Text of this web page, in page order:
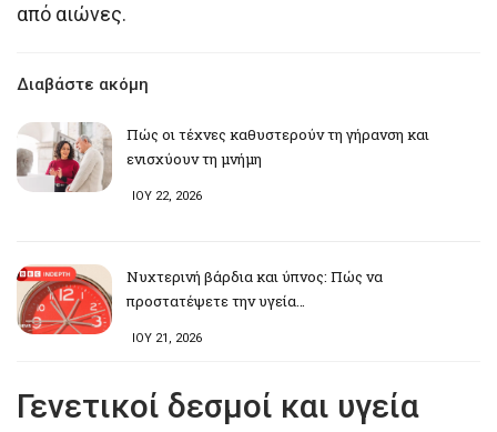
από αιώνες.
Διαβάστε ακόμη
Πώς οι τέχνες καθυστερούν τη γήρανση και
ενισχύουν τη μνήμη
ΙΟΥ 22, 2026
Νυχτερινή βάρδια και ύπνος: Πώς να
προστατέψετε την υγεία…
ΙΟΥ 21, 2026
Γενετικοί δεσμοί και υγεία